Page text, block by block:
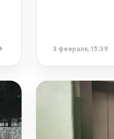
3 февраля, 15:39